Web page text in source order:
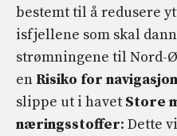
bestemt til å redusere
isfjellene som skal
strømningene til Nord-
en Risiko for navigasjon
slippe ut i havet Store
næringsstoffer: Dette